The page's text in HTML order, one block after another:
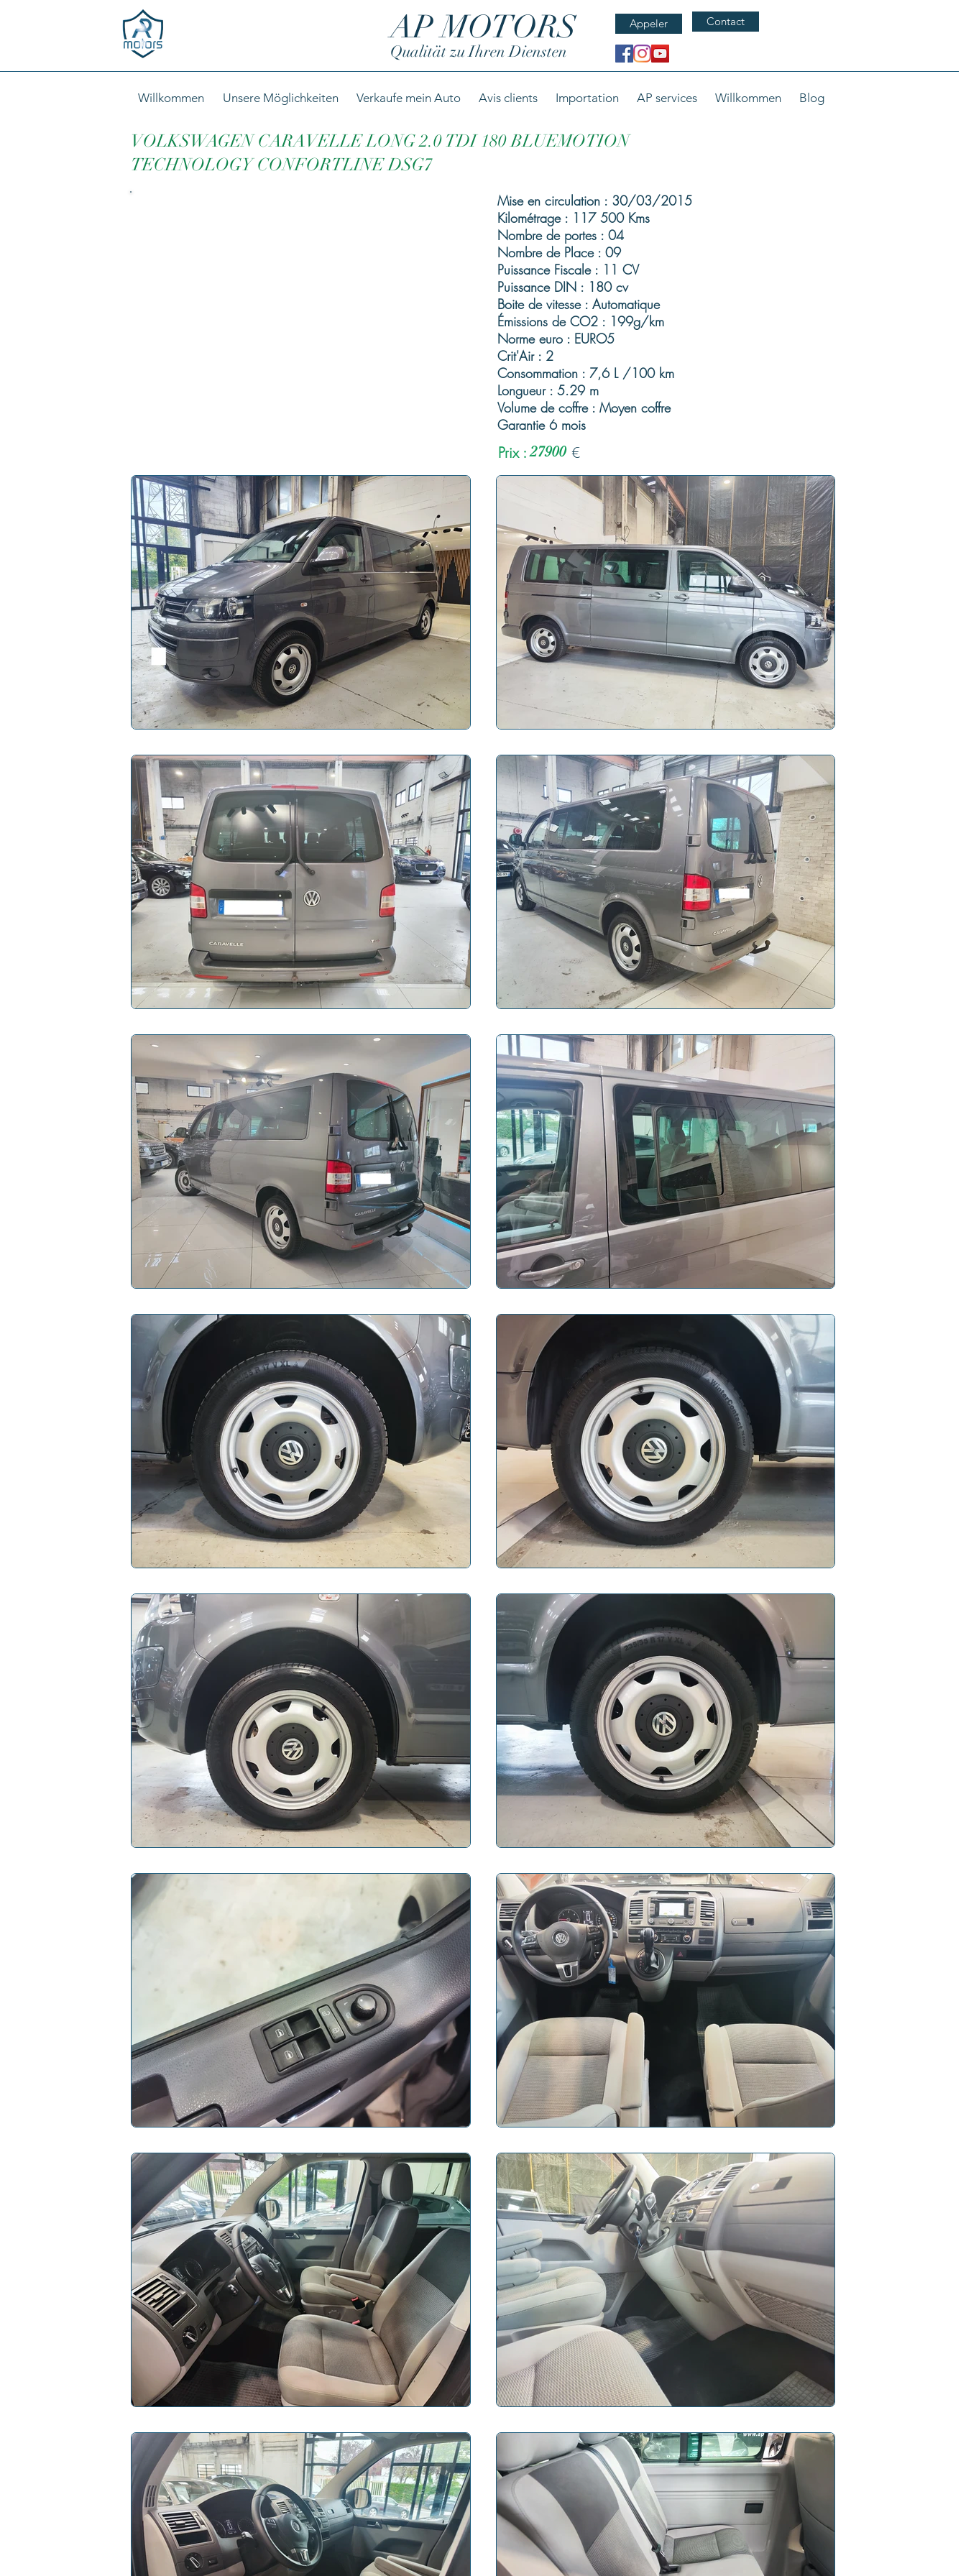
Appeler Contact
AP MOTORS
Qualität zu Ihren Diensten
Willkommen Unsere Möglichkeiten Verkaufe mein Auto Avis clients Importation AP services Willkommen Blog
VOLKSWAGEN CARAVELLE LONG 2.0 TDI 180 BLUEMOTION
TECHNOLOGY CONFORTLINE DSG7
Mise en circulation : 30/03/2015
Kilométrage : 117 500 Kms
Nombre de portes : 04
Nombre de Place : 09
Puissance Fiscale : 11 CV
Puissance DIN : 180 cv
Boite de vitesse : Automatique
Émissions de CO2 : 199g/km
Norme euro : EURO5
Crit'Air : 2
Consommation : 7,6 L /100 km
Longueur : 5.29 m
Volume de coffre : Moyen coffre
Garantie 6 mois
Prix : 27900 €